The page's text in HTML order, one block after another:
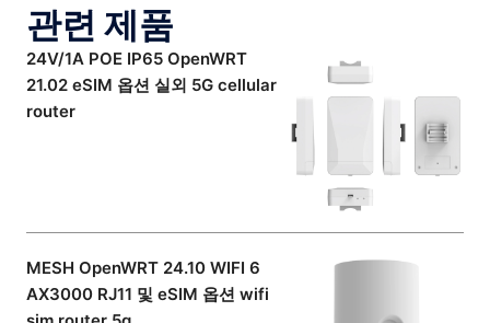
관련 제품
24V/1A POE IP65 OpenWRT
21.02 eSIM 옵션 실외 5G cellular
router
MESH OpenWRT 24.10 WIFI 6
AX3000 RJ11 및 eSIM 옵션 wifi